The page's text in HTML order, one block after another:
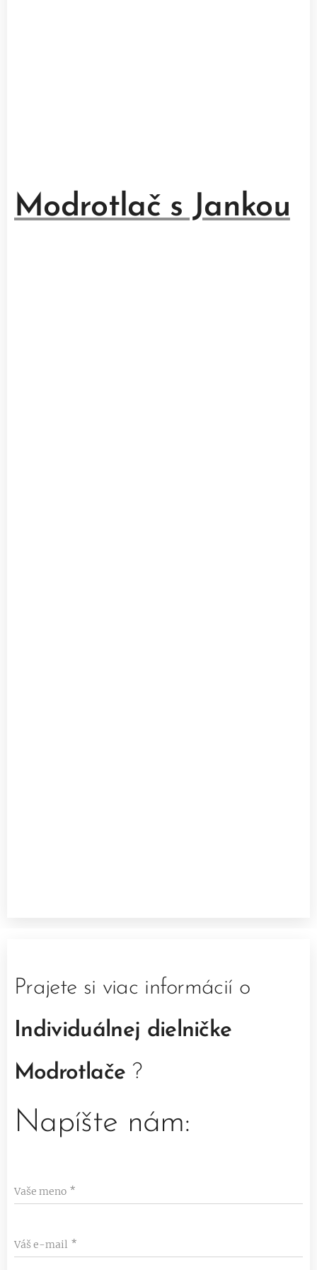
Modrotlač s Jankou
Prajete si viac informácií o
Individuálnej dielničke
Modrotlače ?
Napíšte nám:
Vaše meno
Váš e-mail